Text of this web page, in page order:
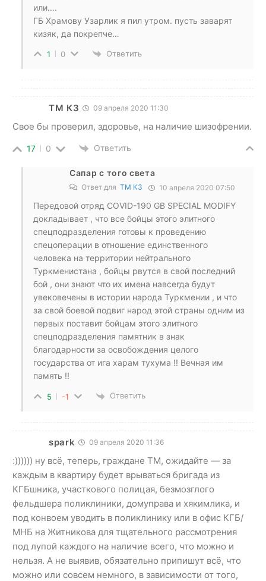
или….
ГБ Храмову Узарлик я пил утром. пусть заварят
кизяк, да покрепче…
1 0 Ответить
ТМ КЗ 09 апреля 2020 11:30
Свое бы проверил, здоровье, на наличие шизофрении.
17 0 Ответить
Сапар с того света
Ответ для ТМ КЗ 10 апреля 2020 07:50
Передовой отряд COVID-190 GB SPECIAL MODIFY
докладывает , что все бойцы этого элитного
спецподразделения готовы к проведению
спецоперации в отношение единственного
человека на территории нейтрального
Туркменистана , бойцы рвутся в свой последний
бой , они знают что их имена навсегда будут
увековечены в истории народа Туркмении , и что
за свой боевой подвиг народ этой страны одним из
первых поставит бойцам этого элитного
спецподразделения памятник в знак
благодарности за освобождения целого
государства от ига харам тухума !! Вечная им
память !!
5 -1 Ответить
spark 09 апреля 2020 11:36
:)))))) ну всё, теперь, граждане ТМ, ожидайте — за
каждым в квартиру будет врываться бригада из
КГБшника, участкового полицая, безмозглого
фельдшера поликлиники, домуправа и хякимлика, и
под конвоем уводить в поликлинику или в офис КГБ/
МНБ на Житникова для тщательного рассмотрения
под лупой каждого на наличие всего, что можно и
нельзя. А не выявив, обязательно припишут всё, что
можно или совсем немного, в зависимости от того,